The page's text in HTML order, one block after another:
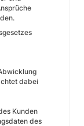
dabei
Kunden
des